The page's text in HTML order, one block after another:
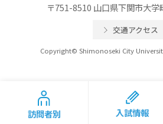
訪問者別 入試情報
〒751-8510 山口県下関市大学
交通アクセス
Copyright© Shimonoseki City